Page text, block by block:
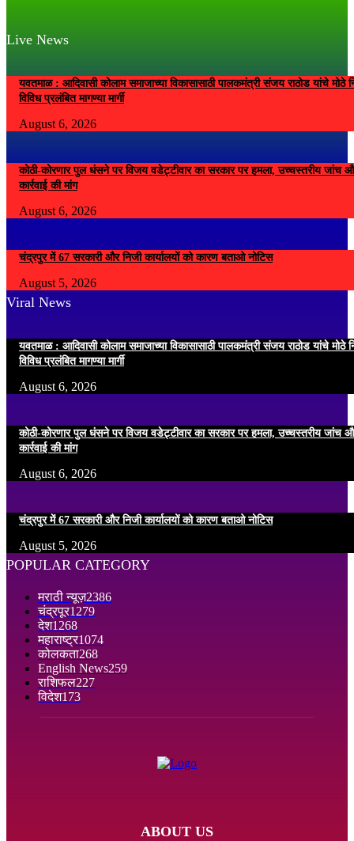
Live News
यवतमाळ : आदिवासी कोलाम समाजाच्या विकासासाठी पालकमंत्री संजय राठोड यांचे मोठे
विविध प्रलंबित मागण्या मार्गी
August 6, 2026
कोठी-कोरणार पुल धंसने पर विजय वडेट्टीवार का सरकार पर हमला, उच्चस्तरीय जांच
कार्रवाई की मांग
August 6, 2026
चंद्रपुर में 67 सरकारी और निजी कार्यालयों को कारण बताओ नोटिस
August 5, 2026
Viral News
यवतमाळ : आदिवासी कोलाम समाजाच्या विकासासाठी पालकमंत्री संजय राठोड यांचे मोठे
विविध प्रलंबित मागण्या मार्गी
August 6, 2026
कोठी-कोरणार पुल धंसने पर विजय वडेट्टीवार का सरकार पर हमला, उच्चस्तरीय जांच
कार्रवाई की मांग
August 6, 2026
चंद्रपुर में 67 सरकारी और निजी कार्यालयों को कारण बताओ नोटिस
August 5, 2026
POPULAR CATEGORY
मराठी न्यूज़2386
चंद्रपूर1279
देश1268
महाराष्ट्र1074
कोलकता268
English News259
राशिफल227
विदेश173
ABOUT US